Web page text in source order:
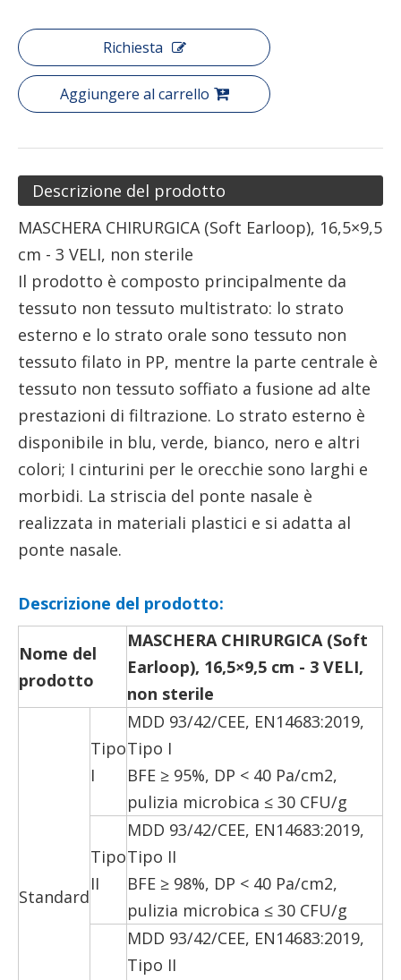
Richiesta
Aggiungere al carrello
Descrizione del prodotto
MASCHERA CHIRURGICA (Soft Earloop), 16,5×9,5
cm - 3 VELI, non sterile
Il prodotto è composto principalmente da
tessuto non tessuto multistrato: lo strato
esterno e lo strato orale sono tessuto non
tessuto filato in PP, mentre la parte centrale è
tessuto non tessuto soffiato a fusione ad alte
prestazioni di filtrazione. Lo strato esterno è
disponibile in blu, verde, bianco, nero e altri
colori; I cinturini per le orecchie sono larghi e
morbidi. La striscia del ponte nasale è
realizzata in materiali plastici e si adatta al
ponte nasale.
Descrizione del prodotto:
Nome del
prodotto
MASCHERA CHIRURGICA (Soft
Earloop), 16,5×9,5 cm - 3 VELI,
non sterile
Standard
Tipo
I
MDD 93/42/CEE, EN14683:2019,
Tipo I
BFE ≥ 95%, DP < 40 Pa/cm2,
pulizia microbica ≤ 30 CFU/g
Tipo
II
MDD 93/42/CEE, EN14683:2019,
Tipo II
BFE ≥ 98%, DP < 40 Pa/cm2,
pulizia microbica ≤ 30 CFU/g
MDD 93/42/CEE, EN14683:2019,
Tipo II